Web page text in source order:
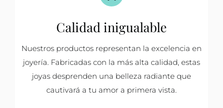
Calidad inigualable
Nuestros productos representan la excelencia en
joyería. Fabricadas con la más alta calidad, estas
joyas desprenden una belleza radiante que
cautivará a tu amor a primera vista.